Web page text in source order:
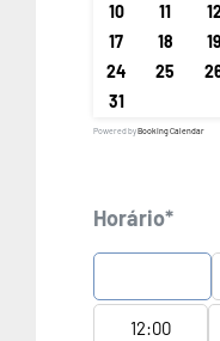
10
11
17
18 19
24
25
31
Powered byBooking Calendar
Horário*
12:00